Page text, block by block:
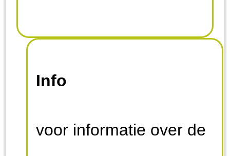
Info
voor informatie over de